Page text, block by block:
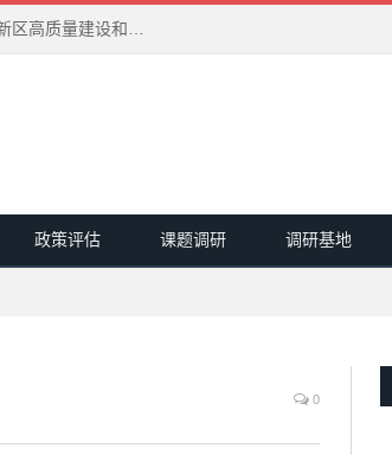
习近平在河北雄安新区考察并主持召开深入推进雄安新区高质量建设和发展座谈会
政策评估 课题调研 调研基地
0